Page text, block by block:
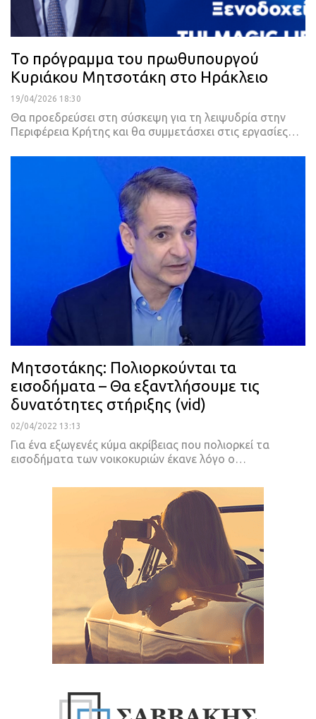
Το πρόγραμμα του πρωθυπουργού
Κυριάκου Μητσοτάκη στο Ηράκλειο
19/04/2026 18:30
Θα προεδρεύσει στη σύσκεψη για τη λειψυδρία στην
Περιφέρεια Κρήτης και θα συμμετάσχει στις εργασίες…
Μητσοτάκης: Πολιορκούνται τα
εισοδήματα – Θα εξαντλήσουμε τις
δυνατότητες στήριξης (vid)
02/04/2022 13:13
Για ένα εξωγενές κύμα ακρίβειας που πολιορκεί τα
εισοδήματα των νοικοκυριών έκανε λόγο ο